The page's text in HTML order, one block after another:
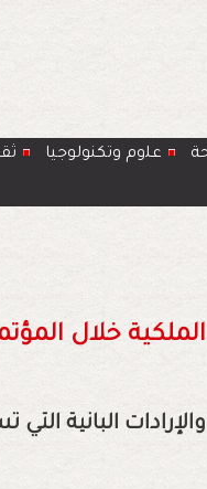
ﻋﻠوم وتكنولوجيا
خلال
البانية